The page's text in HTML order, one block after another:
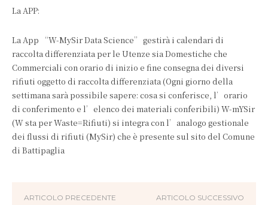
La APP:
La App “W-MySir Data Science” gestirà i calendari di
raccolta differenziata per le Utenze sia Domestiche che
Commerciali con orario di inizio e fine consegna dei diversi
rifiuti oggetto di raccolta differenziata (Ogni giorno della
settimana sarà possibile sapere: cosa si conferisce, l’orario
di conferimento e l’elenco dei materiali conferibili) W-mYSir
(W sta per Waste=Rifiuti) si integra con l’analogo gestionale
dei flussi di rifiuti (MySir) che è presente sul sito del Comune
di Battipaglia
ARTICOLO PRECEDENTE ARTICOLO SUCCESSIVO